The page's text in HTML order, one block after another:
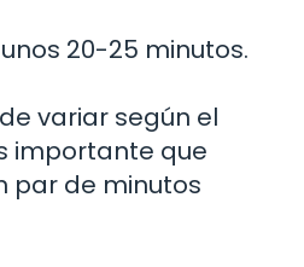
20-25 minutos.
variar según el
importante que
par de minutos